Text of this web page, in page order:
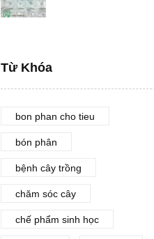
Từ Khóa
bon phan cho tieu
bón phân
bệnh cây trồng
chăm sóc cây
chế phẩm sinh học